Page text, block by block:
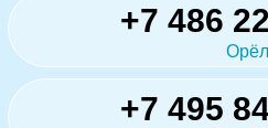
+7 486
Орёл
+7 495